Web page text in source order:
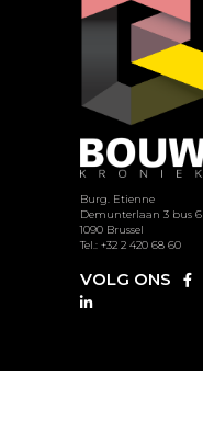
Burg. Etienne
Demunterlaan 3 bus 6
1090 Brussel
Tel.: +32 2 420 68 60
VOLG ONS